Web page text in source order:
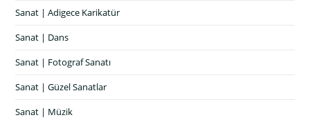
Sanat | Adigece Karikatür
Sanat | Dans
Sanat | Fotograf Sanatı
Sanat | Güzel Sanatlar
Sanat | Müzik